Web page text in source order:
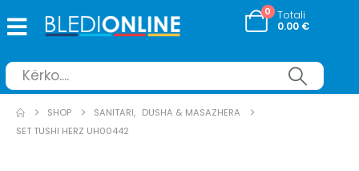
0 Totali
0.00 €
SHOP SANITARI, DUSHA & MASAZHERA
SET TUSHI HERZ UH00442